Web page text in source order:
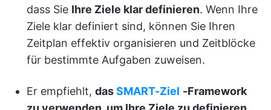
dass Sie Ihre Ziele klar definieren. Wenn Ihre
Ziele klar definiert sind, können Sie Ihren
Zeitplan effektiv organisieren und Zeitblöcke
für bestimmte Aufgaben zuweisen.
Er empfiehlt, dasSMART-Ziel -Framework